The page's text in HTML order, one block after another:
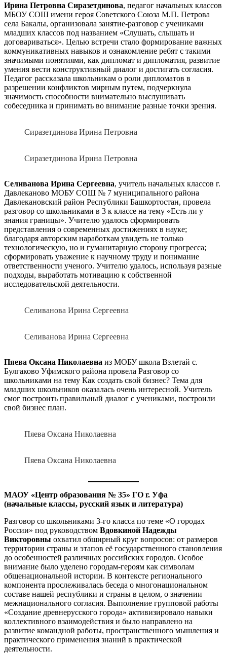
Ирина Петровна Сиразетдинова, педагог начальных классов
МБОУ СОШ имени героя Советского Союза М.П. Петрова
села Бакалы, организовала занятие-разговор с учениками
младших классов под названием «Слушать, слышать и
договариваться». Целью встречи стало формирование важных
коммуникативных навыков и ознакомление ребят с такими
значимыми понятиями, как дипломат и дипломатия, развитие
умения вести конструктивный диалог и достигать согласия.
Педагог рассказала школьникам о роли дипломатов в
разрешении конфликтов мирным путем, подчеркнула
значимость способности внимательно выслушивать
собеседника и принимать во внимание разные точки зрения.
Сиразетдинова Ирина Петровна
Сиразетдинова Ирина Петровна
Селиванова Ирина Сергеевна, учитель начальных классов г.
Давлеканово МОБУ СОШ № 7 муниципального района
Давлекановский район Республики Башкортостан, провела
разговор со школьниками в 3 к классе на тему «Есть ли у
знания границы». Учителю удалось сформировать
представления о современных достижениях в науке;
благодаря авторским наработкам увидеть не только
технологическую, но и гуманитарную сторону прогресса;
сформировать уважение к научному труду и понимание
ответственности ученого. Учителю удалось, используя разные
подходы, выработать мотивацию к собственной
исследовательской деятельности.
Селиванова Ирина Сергеевна
Селиванова Ирина Сергеевна
Пяева Оксана Николаевна из МОБУ школа Взлетай с.
Булгаково Уфимского района провела Разговор со
школьниками на тему Как создать свой бизнес? Тема для
младших школьников оказалась очень интересной. Учитель
смог построить правильный диалог с учениками, построили
свой бизнес план.
Пяева Оксана Николаевна
Пяева Оксана Николаевна
МАОУ «Центр образования № 35» ГО г. Уфа
(начальные классы, русский язык и литература)
Разговор со школьниками 3-го класса по теме «О городах
России» под руководством Вдовкиной Надежды
Викторовны охватил обширный круг вопросов: от размеров
территории страны и этапов её государственного становления
до особенностей различных российских городов. Особое
внимание было уделено городам-героям как символам
общенациональной истории. В контексте регионального
компонента прослеживалась беседа о многонациональном
составе нашей республики и страны в целом, о значении
межнационального согласия. Выполнение групповой работы
«Создание древнерусского города» активизировало навыки
коллективного взаимодействия и было направлено на
развитие командной работы, пространственного мышления и
практического применения знаний в практической
деятельности.